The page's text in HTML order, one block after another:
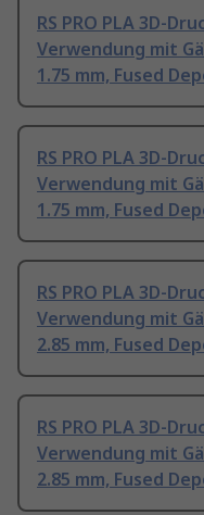
RS PRO PLA 3D-
Verwendung mit
1.75 mm, Fused
RS PRO PLA 3D-
Verwendung mit
1.75 mm, Fused
RS PRO PLA 3D-
Verwendung mit
2.85 mm, Fused
RS PRO PLA 3D-
Verwendung mit
2.85 mm, Fused